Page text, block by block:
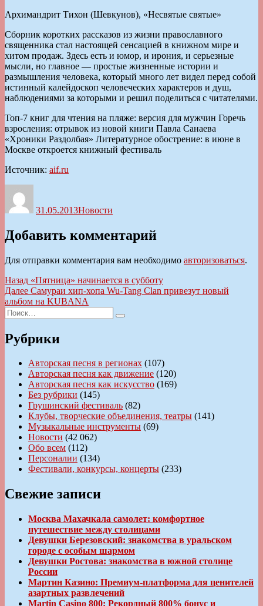
Архимандрит Тихон (Шевкунов), «Несвятые святые»
Сборник коротких рассказов из жизни православного
священника стал настоящей сенсацией в книжном мире и
хитом продаж. Здесь есть и юмор, и ирония, и серьезные
мысли, но главное — простые жизненные истории и
размышления человека, который много лет видел перед собой
истинный калейдоскоп человеческих характеров и душ,
наблюдениями за которыми и решил поделиться с читателями.
Топ-7 книг для чтения на пляже: версия для мужчин Горечь
взросления: отрывок из новой книги Павла Санаева
«Хроники Раздолбая» Литературное обострение: в июне в
Москве откроется книжный фестиваль
Источник: aif.ru
31.05.2013Новости
Добавить комментарий
Для отправки комментария вам необходимо авторизоваться.
Навигация
по
записям
Назад Предыдущая
запись:
«Пятница» начинается в субботу
Далее Следующая
запись:
Самураи хип-хопа Wu-Tang Clan привезут новый
альбом на KUBANA
Искать:
Поиск
Рубрики
Авторская песня в регионах (107)
Авторская песня как движение (120)
Авторская песня как искусство (169)
Без рубрики (145)
Грушинский фестиваль (82)
Клубы, творческие объединения, театры (141)
Музыкальные инструменты (69)
Новости (42 062)
Обо всем (112)
Персоналии (134)
Фестивали, конкурсы, концерты (233)
Свежие записи
Москва Махачкала самолет: комфортное
путешествие между столицами
Девушки Березовский: знакомства в уральском
городе с особым шармом
Девушки Ростова: знакомства в южной столице
России
Мартин Казино: Премиум-платформа для ценителей
азартных развлечений
Martin Casino 800: Рекордный 800% бонус и